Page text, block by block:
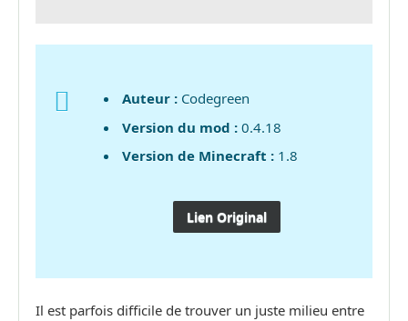
Auteur : Codegreen
Version du mod : 0.4.18
Version de Minecraft : 1.8
Lien Original
Il est parfois difficile de trouver un juste milieu entre